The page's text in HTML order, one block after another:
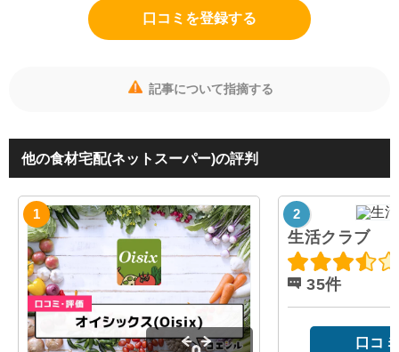
口コミを登録する
記事について指摘する
他の食材宅配(ネットスーパー)の評判
生活クラブ
35件
口コ